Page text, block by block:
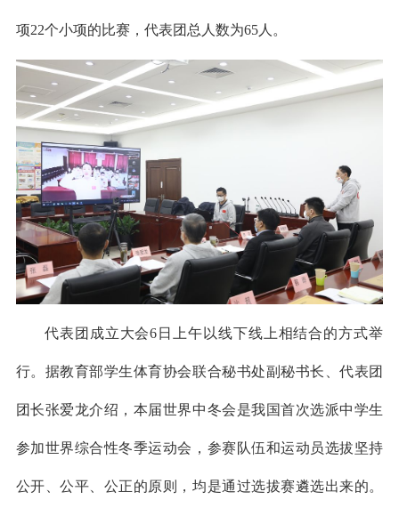
项22个小项的比赛，代表团总人数为65人。
代表团成立大会6日上午以线下线上相结合的方式举
行。据教育部学生体育协会联合秘书处副秘书长、代表团
团长张爱龙介绍，本届世界中冬会是我国首次选派中学生
参加世界综合性冬季运动会，参赛队伍和运动员选拔坚持
公开、公平、公正的原则，均是通过选拔赛遴选出来的。